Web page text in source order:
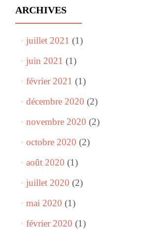
ARCHIVES
juillet 2021 (1)
juin 2021 (1)
février 2021 (1)
décembre 2020 (2)
novembre 2020 (2)
octobre 2020 (2)
août 2020 (1)
juillet 2020 (2)
mai 2020 (1)
février 2020 (1)